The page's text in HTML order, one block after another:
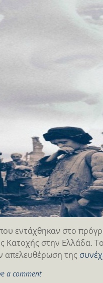
εντάχθηκαν στο
Κατοχής στην Ελλάδα.
απελευθέρωση της
a comment